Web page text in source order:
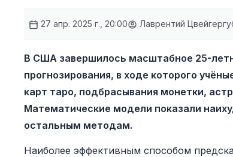
27 апр. 2025 г., 20:00 Лаврентий
В США завершилось масштабное 25-
прогнозирования, в ходе которого
карт таро, подбрасывания монетки,
Математические модели показали
остальным методам.
Наиболее эффективным способом